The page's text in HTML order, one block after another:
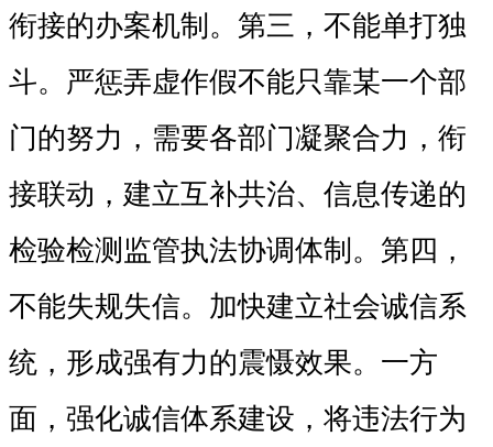
衔接的办案机制。第三，不能单打独
斗。严惩弄虚作假不能只靠某一个部
门的努力，需要各部门凝聚合力，衔
接联动，建立互补共治、信息传递的
检验检测监管执法协调体制。第四，
不能失规失信。加快建立社会诚信系
统，形成强有力的震慑效果。一方
面，强化诚信体系建设，将违法行为